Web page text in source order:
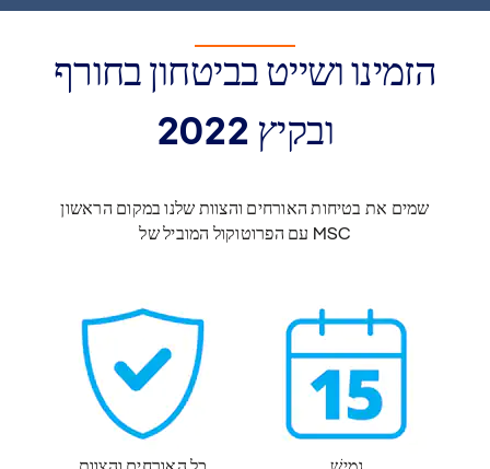
הזמינו ושייט בביטחון בחורף
ובקיץ 2022
שמים את בטיחות האורחים והצוות שלנו במקום הראשון
עם הפרוטוקול המוביל של MSC